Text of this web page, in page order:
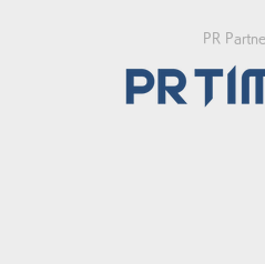
大塚選手が日本勢トップの
位タイ発進！フットゴル
のユースW杯開幕！
PR